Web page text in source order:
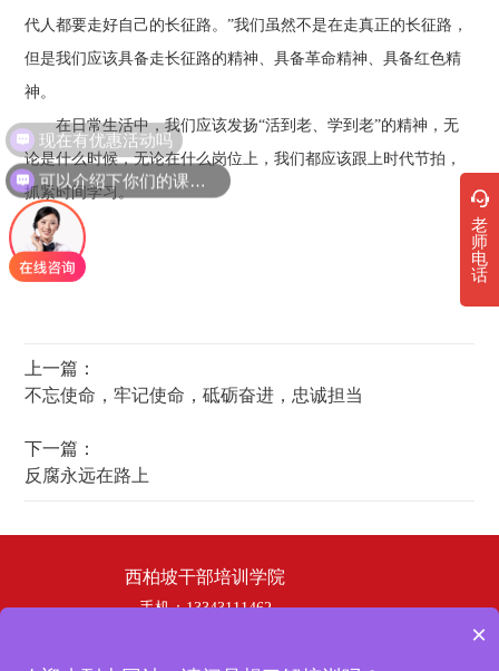
代人都要走好自己的长征路。”我们虽然不是在走真正的长征路，
但是我们应该具备走长征路的精神、具备革命精神、具备红色精
神。
在日常生活中，我们应该发扬“活到老、学到老”的精神，无
论是什么时候，无论在什么岗位上，我们都应该跟上时代节拍，
抓紧时间学习。
上一篇：
不忘使命，牢记使命，砥砺奋进，忠诚担当
下一篇：
反腐永远在路上
西柏坡干部培训学院
手机：13343111462
老
师
电
话
现在有优惠活动吗
×